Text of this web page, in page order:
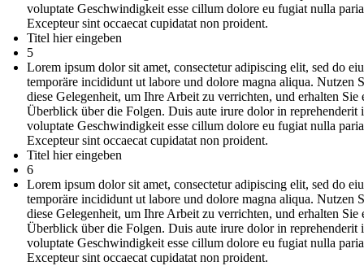
voluptate Geschwindigkeit esse cillum dolore eu fugiat nulla
Excepteur sint occaecat cupidatat non proident.
Titel hier eingeben
5
Lorem ipsum dolor sit amet, consectetur adipiscing elit, sed do
temporäre incididunt ut labore und dolore magna aliqua. Nutzen
diese Gelegenheit, um Ihre Arbeit zu verrichten, und erhalten Sie
Überblick über die Folgen. Duis aute irure dolor in reprehenderit
voluptate Geschwindigkeit esse cillum dolore eu fugiat nulla
Excepteur sint occaecat cupidatat non proident.
Titel hier eingeben
6
Lorem ipsum dolor sit amet, consectetur adipiscing elit, sed do
temporäre incididunt ut labore und dolore magna aliqua. Nutzen
diese Gelegenheit, um Ihre Arbeit zu verrichten, und erhalten Sie
Überblick über die Folgen. Duis aute irure dolor in reprehenderit
voluptate Geschwindigkeit esse cillum dolore eu fugiat nulla
Excepteur sint occaecat cupidatat non proident.